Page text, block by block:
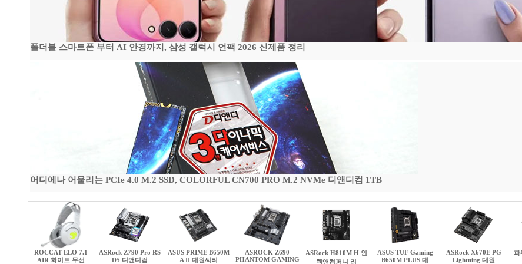
폴더블 스마트폰 부터 AI 안경까지, 삼성 갤럭시 언팩 2026 신제품 정리
어디에나 어울리는 PCIe 4.0 M.2 SSD, COLORFUL CN700 PRO M.2 NVMe 디앤디컴 1TB